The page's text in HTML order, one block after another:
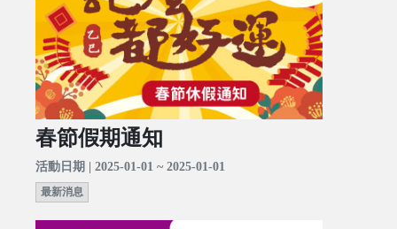
春節假期通知
活動日期 | 2025-01-01 ~ 2025-01-01
最新消息